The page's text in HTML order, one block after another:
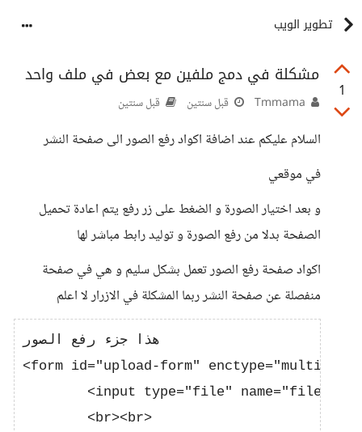
تطوير الويب
1
مشكلة في دمج ملفين مع بعض في ملف واحد
قبل سنتين قبل سنتين
السلام عليكم عند اضافة اكواد رفع الصور الى صفحة النشر
في موقعي
و بعد اختيار الصورة و الضغط على زر رفع يتم اعادة تحميل
الصفحة بدلا من رفع الصورة و توليد رابط مباشر لها
اكواد صفحة رفع الصور تعمل بشكل سليم و هي في صفحة
منفصلة عن صفحة النشر ربما المشكلة في الازرار لا اعلم
هذا جزء رفع الصور
<form id="upload-form"
<input type="file" name="file"
<br><br>